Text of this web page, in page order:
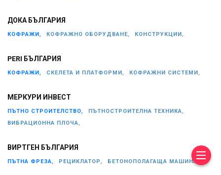
ДОКА БЪЛГАРИЯ
КОФРАЖИ, КОФРАЖНО ОБОРУДВАНЕ, КОНСТРУКЦИИ,
PERI БЪЛГАРИЯ
КОФРАЖИ, СКЕЛЕТА И ПЛАТФОРМИ, КОФРАЖНИ СИСТЕМИ,
МЕРКУРИ ИНВЕСТ
ПЪТНО СТРОИТЕЛСТВО,
ПЪТНОСТРОИТЕЛНА ТЕХНИКА,
ВИБРАЦИОННА ПЛОЧА,
ВИРТГЕН БЪЛГАРИЯ
ПЪТНА ФРЕЗА, РЕЦИКЛАТОР, БЕТОНОПОЛАГАЩА МАШИНА,